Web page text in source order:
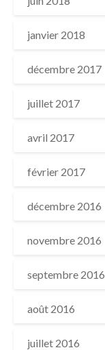
janvier 2018
décembre 2017
juillet 2017
avril 2017
février 2017
décembre 2016
novembre 2016
septembre 2016
août 2016
juillet 2016